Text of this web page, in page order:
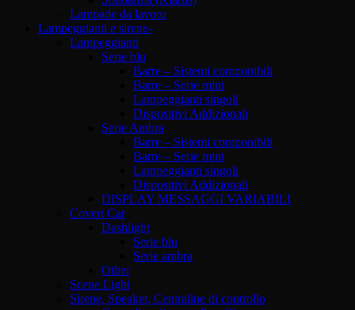
Lampade da lavoro
Lampeggianti e sirene-
Lampeggianti
Serie blu
Barre – Sistemi componibili
Barre – Serie mini
Lampeggianti singoli
Dispositivi Addizionali
Serie Ambra
Barre – Sistemi componibili
Barre – Serie mini
Lampeggianti singoli
Dispositivi Addizionali
DISPLAY MESSAGGI VARIABILI
Covert Car
Dashlight
Serie blu
Serie ambra
Other
Scene Light
Sirene, Speaker, Centraline di controllo